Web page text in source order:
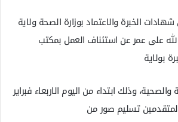
الخبرة والاعتماد بوزارة الصحة ولاية
على عمر عن استئناف العمل بمكتب
بولاية
والصحية، وذلك ابتداء من اليوم الاربعاء فبراير